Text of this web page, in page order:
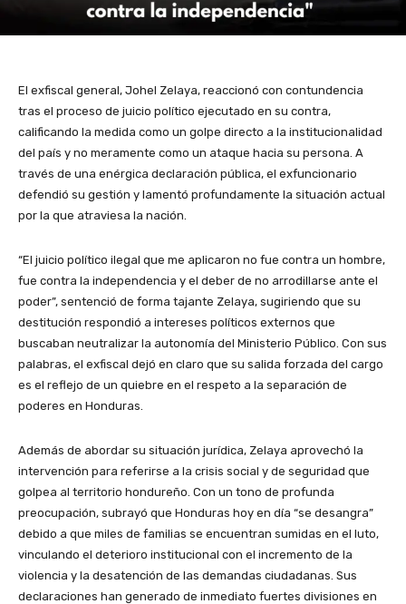
El exfiscal general, Johel Zelaya, reaccionó con contundencia
tras el proceso de juicio político ejecutado en su contra,
calificando la medida como un golpe directo a la institucionalidad
del país y no meramente como un ataque hacia su persona. A
través de una enérgica declaración pública, el exfuncionario
defendió su gestión y lamentó profundamente la situación actual
por la que atraviesa la nación.
“El juicio político ilegal que me aplicaron no fue contra un hombre,
fue contra la independencia y el deber de no arrodillarse ante el
poder”, sentenció de forma tajante Zelaya, sugiriendo que su
destitución respondió a intereses políticos externos que
buscaban neutralizar la autonomía del Ministerio Público. Con sus
palabras, el exfiscal dejó en claro que su salida forzada del cargo
es el reflejo de un quiebre en el respeto a la separación de
poderes en Honduras.
Además de abordar su situación jurídica, Zelaya aprovechó la
intervención para referirse a la crisis social y de seguridad que
golpea al territorio hondureño. Con un tono de profunda
preocupación, subrayó que Honduras hoy en día “se desangra”
debido a que miles de familias se encuentran sumidas en el luto,
vinculando el deterioro institucional con el incremento de la
violencia y la desatención de las demandas ciudadanas. Sus
declaraciones han generado de inmediato fuertes divisiones en